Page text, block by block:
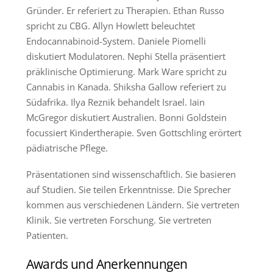
Gründer. Er referiert zu Therapien. Ethan Russo
spricht zu CBG. Allyn Howlett beleuchtet
Endocannabinoid-System. Daniele Piomelli
diskutiert Modulatoren. Nephi Stella präsentiert
präklinische Optimierung. Mark Ware spricht zu
Cannabis in Kanada. Shiksha Gallow referiert zu
Südafrika. Ilya Reznik behandelt Israel. Iain
McGregor diskutiert Australien. Bonni Goldstein
focussiert Kindertherapie. Sven Gottschling erörtert
pädiatrische Pflege.
Präsentationen sind wissenschaftlich. Sie basieren
auf Studien. Sie teilen Erkenntnisse. Die Sprecher
kommen aus verschiedenen Ländern. Sie vertreten
Klinik. Sie vertreten Forschung. Sie vertreten
Patienten.
Awards und Anerkennungen